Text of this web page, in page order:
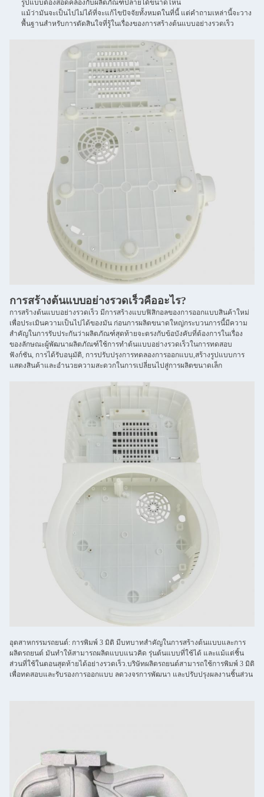
รูปแบบต้องสอดคล้องกับผลิตภัณฑ์ปลายได้ขนาดไหน
แม้ว่ามันจะเป็นไปไม่ได้ที่จะแก้ไขปัจจัยทั้งหมดในที่นี้ แต่คําถามเหล่านี้จะวาง
พื้นฐานสําหรับการตัดสินใจที่รู้ในเรื่องของการสร้างต้นแบบอย่างรวดเร็ว
การสร้างต้นแบบอย่างรวดเร็วคืออะไร?
การสร้างต้นแบบอย่างรวดเร็ว มีการสร้างแบบฟิสิกอลของการออกแบบสินค้าใหม่
เพื่อประเมินความเป็นไปได้ของมัน ก่อนการผลิตขนาดใหญ่กระบวนการนี้มีความ
สําคัญในการรับประกันว่าผลิตภัณฑ์สุดท้ายจะตรงกับข้อบังคับที่ต้องการในเรื่อง
ของลักษณะผู้พัฒนาผลิตภัณฑ์ใช้การทําต้นแบบอย่างรวดเร็วในการทดสอบ
ฟังก์ชัน, การได้รับอนุมัติ, การปรับปรุงการทดลองการออกแบบ,สร้างรูปแบบการ
แสดงสินค้าและอํานวยความสะดวกในการเปลี่ยนไปสู่การผลิตขนาดเล็ก
อุตสาหกรรมรถยนต์: การพิมพ์ 3 มิติ มีบทบาทสําคัญในการสร้างต้นแบบและการ
ผลิตรถยนต์ มันทําให้สามารถผลิตแบบแนวคิด รุ่นต้นแบบที่ใช้ได้ และแม้แต่ชิ้น
ส่วนที่ใช้ในตอนสุดท้ายได้อย่างรวดเร็ว.บริษัทผลิตรถยนต์สามารถใช้การพิมพ์ 3 มิติ
เพื่อทดสอบและรับรองการออกแบบ ลดวงจรการพัฒนา และปรับปรุงผลงานชิ้นส่วน